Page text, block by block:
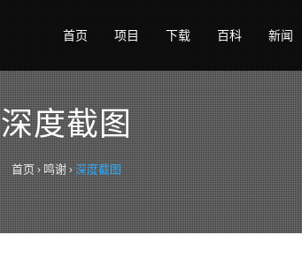
首页 项目 下载 百科 新闻
深度截图
首页 ›鸣谢›深度截图